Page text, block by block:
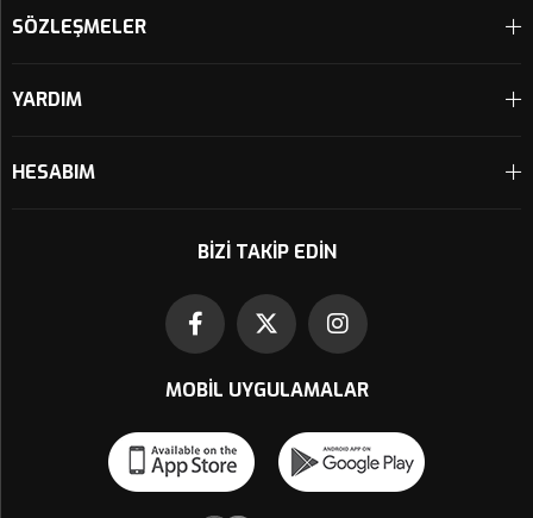
SÖZLEŞMELER
YARDIM
HESABIM
BIZI TAKIP EDIN
MOBIL UYGULAMALAR